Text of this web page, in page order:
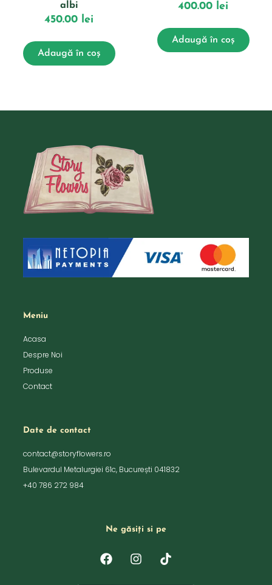
albi
450.00 lei
Adaugă în coș
400.00 lei
Adaugă în coș
Meniu
Acasa
Despre Noi
Produse
Contact
Date de contact
contact@storyflowers.ro
Bulevardul Metalurgiei 61c, București 041832
+40 786 272 984
Ne găsiți si pe
F
a
I
n
T
i